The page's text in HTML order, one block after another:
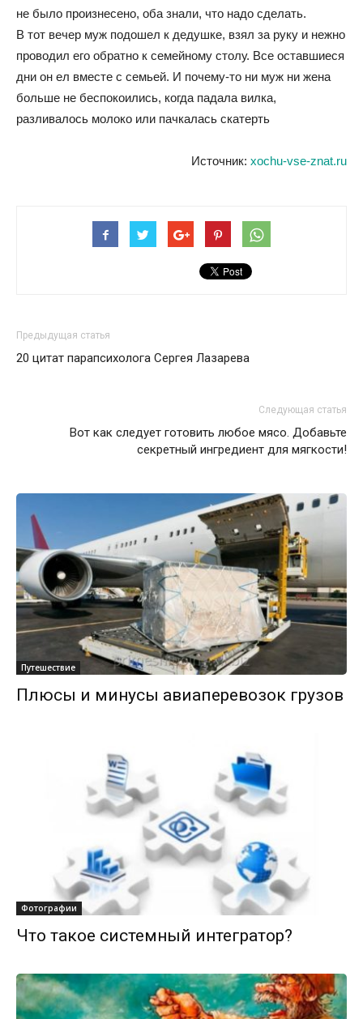
не было произнесено, оба знали, что надо сделать.
В тот вечер муж подошел к дедушке, взял за руку и нежно
проводил его обратно к семейному столу. Все оставшиеся
дни он ел вместе с семьей. И почему-то ни муж ни жена
больше не беспокоились, когда падала вилка,
разливалось молоко или пачкалась скатерть
Источник: xochu-vse-znat.ru
Предыдущая статья
20 цитат парапсихолога Сергея Лазарева
Следующая статья
Вот как следует готовить любое мясо. Добавьте
секретный ингредиент для мягкости!
Путешествие
Плюсы и минусы авиаперевозок грузов
Фотографии
Что такое системный интегратор?